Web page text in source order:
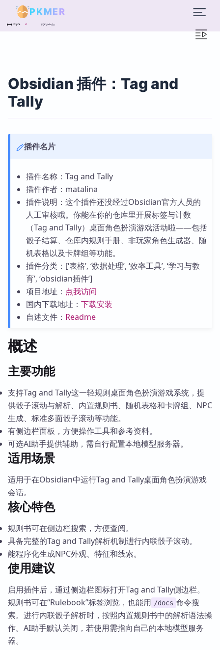
PKMER
目录 概述
Obsidian 插件：Tag and
Tally
插件名片
插件名称：Tag and Tally
插件作者：matalina
插件说明：这个插件还没经过Obsidian官方人员的
人工审核哦。你能在你的仓库里开展标签与计数
（Tag and Tally）桌面角色扮演游戏活动啦——包括
骰子结算、仓库内规则手册、非玩家角色生成器、随
机表格以及卡牌组等功能。
插件分类：[‘表格’, ‘数据处理’, ‘效率工具’, ‘学习与教
育’, ‘obsidian插件’]
项目地址： 点我访问
国内下载地址： 下载安装
自述文件： Readme
概述
主要功能
支持Tag and Tally这一轻规则桌面角色扮演游戏系统，提
供骰子滚动与解析、内置规则书、随机表格和卡牌组、NPC
生成、标准多面骰子滚动等功能。
有侧边栏面板，方便操作工具和参考资料。
可选AI助手提供辅助，需自行配置本地模型服务器。
适用场景
适用于在Obsidian中运行Tag and Tally桌面角色扮演游戏
会话。
核心特色
规则书可在侧边栏搜索，方便查阅。
具备完整的Tag and Tally解析机制进行内联骰子滚动。
能程序化生成NPC外观、特征和线索。
使用建议
启用插件后，通过侧边栏图标打开Tag and Tally侧边栏。
规则书可在“Rulebook”标签浏览，也能用 /docs 命令搜
索。进行内联骰子解析时，按照内置规则书中的解析语法操
作。AI助手默认关闭，若使用需指向自己的本地模型服务
器。